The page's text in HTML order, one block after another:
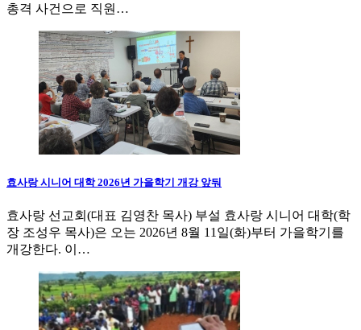
총격 사건으로 직원…
효사랑 시니어 대학 2026년 가을학기 개강 앞둬
효사랑 선교회(대표 김영찬 목사) 부설 효사랑 시니어 대학(학
장 조성우 목사)은 오는 2026년 8월 11일(화)부터 가을학기를
개강한다. 이…